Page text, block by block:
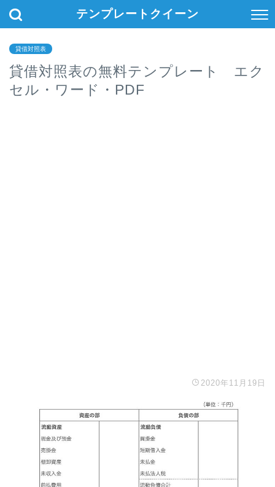
テンプレートクイーン
貸借対照表
貸借対照表の無料テンプレート エク
セル・ワード・PDF
2020年11月19日